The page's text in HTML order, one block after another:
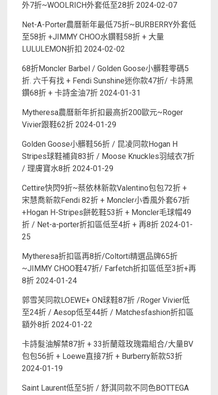
外7折~WOOLRICH外套低至28折 2024-02-07
Net-A-Porter農曆新年最低75折~BURBERRY外套低
至58折 +JIMMY CHOO水鑽鞋58折 + 大量
LULULEMON折扣 2024-02-02
68折Moncler Barbel / Golden Goose小髒鞋零碼5
折. 六千有找 + Fendi Sunshine迷你款47折/ 卡詩黑
鑽68折 + 卡詩金油7折 2024-01-31
Mytheresa農曆新年折扣最高折200歐元~Roger
Vivier跟鞋62折 2024-01-29
Golden Goose小髒鞋56折 / 昆凌同款Hogan H
Stripes球鞋補貨83折 / Moose Knuckles羽絨衣7折
/ 理膚寶水8折 2024-01-29
Cettire快閃9折~蔡依林新款Valentino包包72折 +
宋慧喬新款Fendi 82折 + Moncler小香風外套67折
+Hogan H-Stripes餅乾鞋53折 + Moncler毛球帽49
折 / Net-a-porter折扣區低至4折 + 再8折 2024-01-
25
Mytheresa折扣區再8折/Coltorti精選品牌65折
~JIMMY CHOO鞋47折/ Farfetch折扣區低至3折+再
8折 2024-01-24
郭雪芙同款LOEWE+ ON球鞋87折 /Roger Vivier低
至24折 / Aesop低至44折 / Matchesfashion折扣區
額外8折 2024-01-22
卡詩髮油解禁87折 + 33折蘭蔻玫瑰霜組合/大量BV
包包56折 + Loewe直接7折 + Burberry新款53折
2024-01-19
Saint Laurent低至5折 / 舒淇同款不同色BOTTEGA